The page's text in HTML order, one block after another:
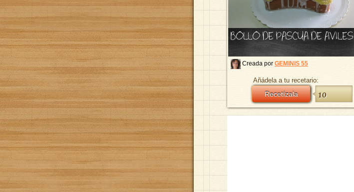
BOLLO DE PASCUA DE AVILES
Creada por GEMINIS 55
Añádela a tu recetario:
Recetízala 10